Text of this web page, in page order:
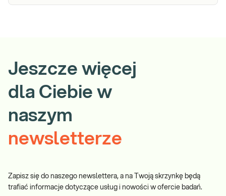
Jeszcze więcej
dla Ciebie w
naszym
newsletterze
Zapisz się do naszego newslettera, a na Twoją skrzynkę będą
trafiać informacje dotyczące usług i nowości w ofercie badań.